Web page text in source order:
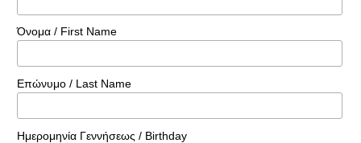
Όνομα / First Name
Επώνυμο / Last Name
Ημερομηνία Γεννήσεως / Birthday